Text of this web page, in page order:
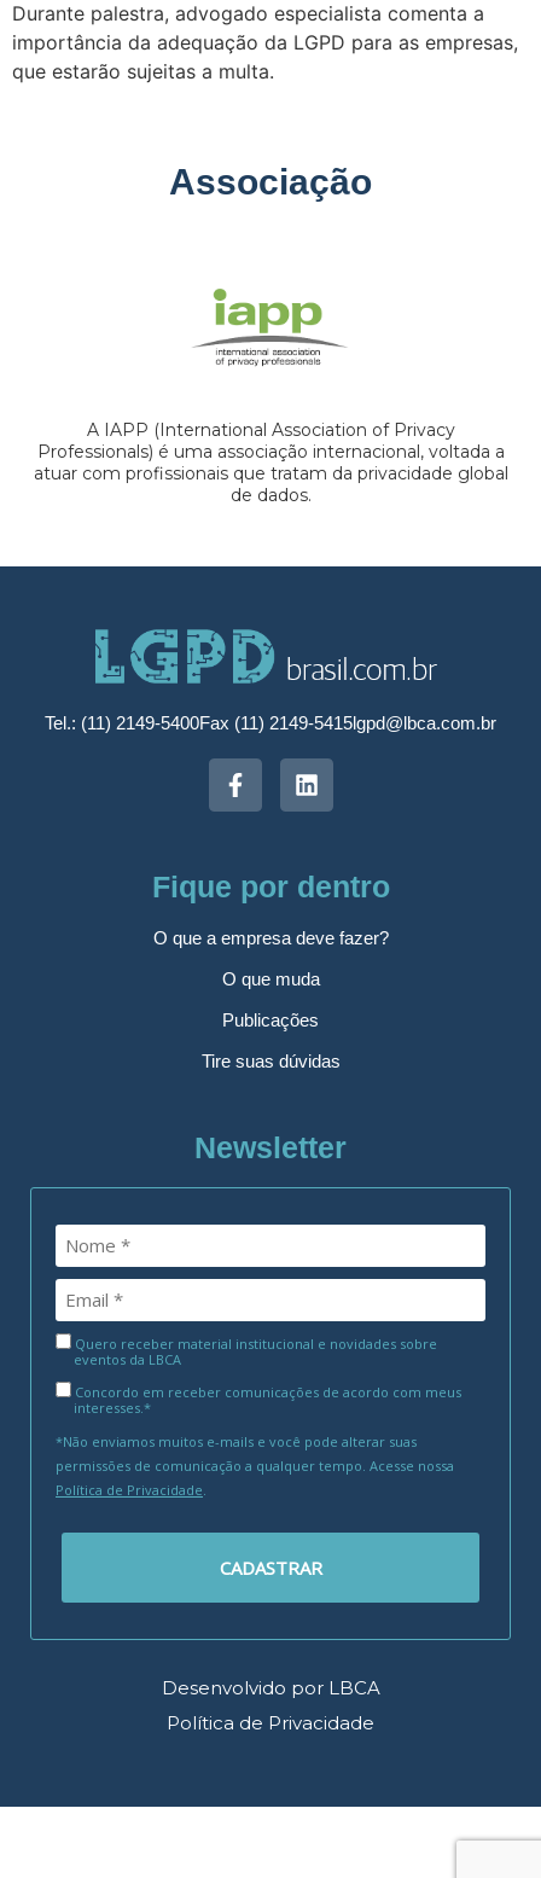
Durante palestra, advogado especialista comenta a
importância da adequação da LGPD para as empresas,
que estarão sujeitas a multa.
Associação
A IAPP (International Association of Privacy
Professionals) é uma associação internacional, voltada a
atuar com profissionais que tratam da privacidade global
de dados.
Tel.: (11) 2149-5400Fax (11) 2149-5415lgpd@lbca.com.br
Fique por dentro
O que a empresa deve fazer?
O que muda
Publicações
Tire suas dúvidas
Newsletter
Quero receber material institucional e novidades sobre
eventos da LBCA
Concordo em receber comunicações de acordo com meus
interesses.*
*Não enviamos muitos e-mails e você pode alterar suas
permissões de comunicação a qualquer tempo. Acesse nossa
Política de Privacidade.
CADASTRAR
Desenvolvido por LBCA
Política de Privacidade